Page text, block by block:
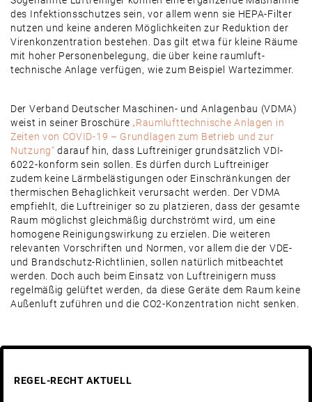
des Infektionsschutzes sein, vor allem wenn sie HEPA-Filter
nutzen und keine anderen Möglichkeiten zur Reduktion der
Virenkonzentration bestehen. Das gilt etwa für kleine Räume
mit hoher Personenbelegung, die über keine raumluft-
technische Anlage verfügen, wie zum Beispiel Wartezimmer.
Der Verband Deutscher Maschinen- und Anlagenbau (VDMA)
weist in seiner Broschüre„Raumlufttechnische Anlagen in
Zeiten von COVID-19 – Grundlagen zum Betrieb und zur
Nutzung“ darauf hin, dass Luftreiniger grundsätzlich VDI-
6022-konform sein sollen. Es dürfen durch Luftreiniger
zudem keine Lärmbelästigungen oder Einschränkungen der
thermischen Behaglichkeit verursacht werden. Der VDMA
empfiehlt, die Luftreiniger so zu platzieren, dass der gesamte
Raum möglichst gleichmäßig durchströmt wird, um eine
homogene Reinigungswirkung zu erzielen. Die weiteren
relevanten Vorschriften und Normen, vor allem die der VDE-
und Brandschutz-Richtlinien, sollen natürlich mitbeachtet
werden. Doch auch beim Einsatz von Luftreinigern muss
regelmäßig gelüftet werden, da diese Geräte dem Raum keine
Außenluft zuführen und die CO2-Konzentration nicht senken.
REGEL-RECHT AKTUELL